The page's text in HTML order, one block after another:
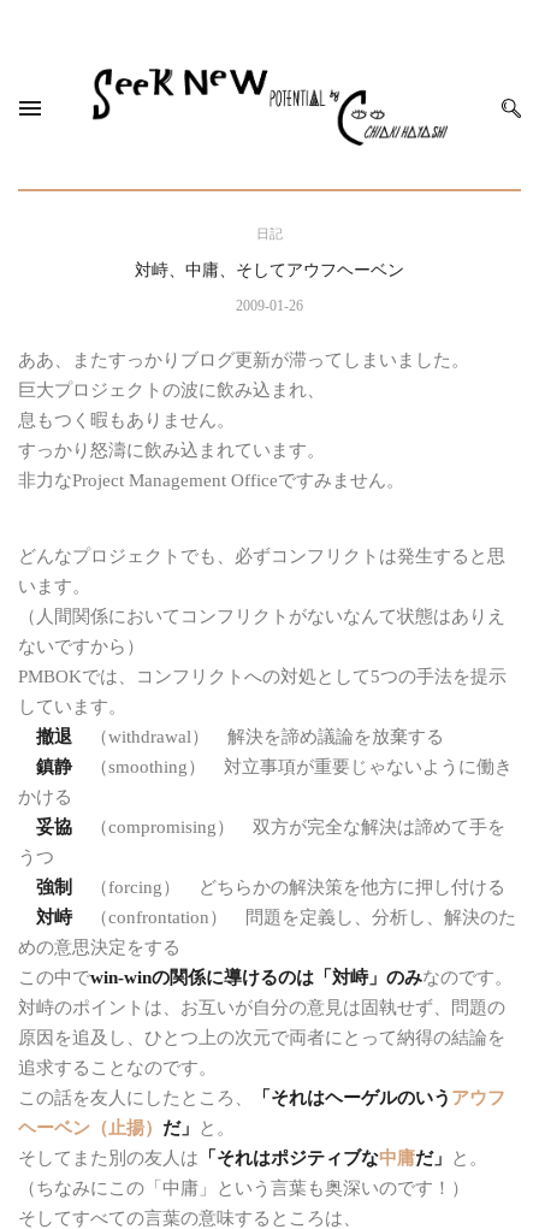
日記
対峙、中庸、そしてアウフヘーベン
2009-01-26
ああ、またすっかりブログ更新が滞ってしまいました。
巨大プロジェクトの波に飲み込まれ、
息もつく暇もありません。
すっかり怒濤に飲み込まれています。
非力なProject Management Officeですみません。
どんなプロジェクトでも、必ずコンフリクトは発生すると思
います。
（人間関係においてコンフリクトがないなんて状態はありえ
ないですから）
PMBOKでは、コンフリクトへの対処として5つの手法を提示
しています。
撤退 （withdrawal） 解決を諦め議論を放棄する
鎮静
（smoothing） 対立事項が重要じゃないように働き
かける
妥協 （compromising） 双方が完全な解決は諦めて手を
うつ
強制
（forcing） どちらかの解決策を他方に押し付ける
対峙（confrontation） 問題を定義し、分析し、解決のた
めの意思決定をする
この中でwin-winの関係に導けるのは「対峙」のみなのです。
対峙のポイントは、お互いが自分の意見は固執せず、問題の
原因を追及し、ひとつ上の次元で両者にとって納得の結論を
追求することなのです。
この話を友人にしたところ、
「それはヘーゲルのいう アウフ
ヘーベン（止揚） だ」
と。
そしてまた別の友人は 「それはポジティブな中庸だ」
と。
（ちなみにこの「中庸」という言葉も奥深いのです！）
そしてすべての言葉の意味するところは、